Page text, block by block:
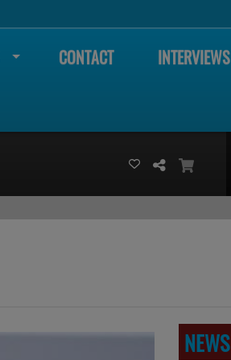
CONTACT INTERVIEWS
NEWS